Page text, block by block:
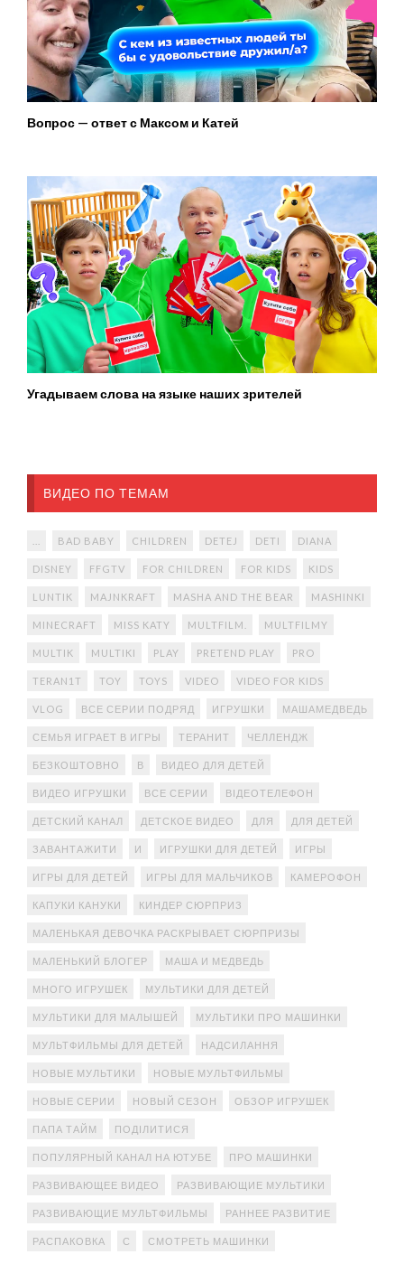
Вопрос — ответ с Максом и Катей
Угадываем слова на языке наших зрителей
ВИДЕО ПО ТЕМАМ
BAD BABY CHILDREN DETEJ DETI DIANA
DISNEY FFGTV FOR CHILDREN FOR KIDS KIDS
LUNTIK MAJNKRAFT MASHA AND THE BEAR MASHINKI
MINECRAFT MISS KATY MULTFILM. MULTFILMY
MULTIK MULTIKI PLAY PRETEND PLAY PRO
TERAN1T TOY TOYS VIDEO VIDEO FOR KIDS
VLOG ВСЕ СЕРИИ ПОДРЯД ИГРУШКИ МАШАМЕДВЕДЬ
СЕМЬЯ ИГРАЕТ В ИГРЫ ТЕРАНИТ ЧЕЛЛЕНДЖ
БЕЗКОШТОВНО В ВИДЕО ДЛЯ ДЕТЕЙ
ВИДЕО ИГРУШКИ ВСЕ СЕРИИ ВІДЕОТЕЛЕФОН
ДЕТСКИЙ КАНАЛ ДЕТСКОЕ ВИДЕО ДЛЯ ДЛЯ ДЕТЕЙ
ЗАВАНТАЖИТИ И ИГРУШКИ ДЛЯ ДЕТЕЙ ИГРЫ
ИГРЫ ДЛЯ ДЕТЕЙ ИГРЫ ДЛЯ МАЛЬЧИКОВ КАМЕРОФОН
КАПУКИ КАНУКИ КИНДЕР СЮРПРИЗ
МАЛЕНЬКАЯ ДЕВОЧКА РАСКРЫВАЕТ СЮРПРИЗЫ
МАЛЕНЬКИЙ БЛОГЕР МАША И МЕДВЕДЬ
МНОГО ИГРУШЕК МУЛЬТИКИ ДЛЯ ДЕТЕЙ
МУЛЬТИКИ ДЛЯ МАЛЫШЕЙ МУЛЬТИКИ ПРО МАШИНКИ
МУЛЬТФИЛЬМЫ ДЛЯ ДЕТЕЙ НАДСИЛАННЯ
НОВЫЕ МУЛЬТИКИ НОВЫЕ МУЛЬТФИЛЬМЫ
НОВЫЕ СЕРИИ НОВЫЙ СЕЗОН ОБЗОР ИГРУШЕК
ПАПА ТАЙМ ПОДІЛИТИСЯ
ПОПУЛЯРНЫЙ КАНАЛ НА ЮТУБЕ ПРО МАШИНКИ
РАЗВИВАЮЩЕЕ ВИДЕО РАЗВИВАЮЩИЕ МУЛЬТИКИ
РАЗВИВАЮЩИЕ МУЛЬТФИЛЬМЫ РАННЕЕ РАЗВИТИЕ
РАСПАКОВКА С СМОТРЕТЬ МАШИНКИ